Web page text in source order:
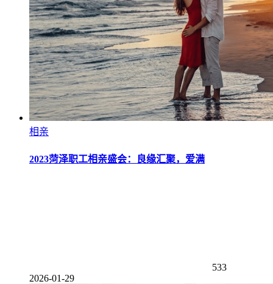
相亲
2023菏泽职工相亲盛会：良缘汇聚，爱满
533
2026-01-29